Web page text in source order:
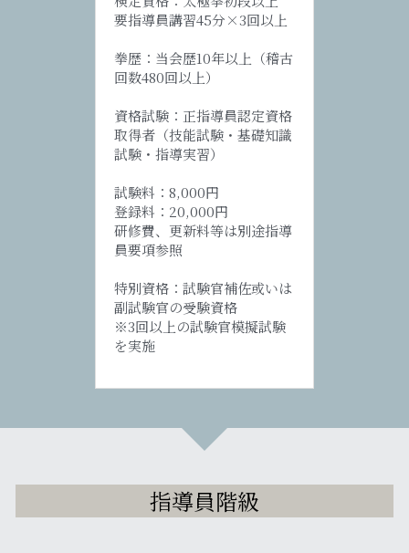
要指導員講習45分×3回以上
拳歴：当会歴10年以上（稽古
回数480回以上）
資格試験：正指導員認定資格
取得者（技能試験・基礎知識
試験・指導実習）
試験料：8,000円
登録料：20,000円
研修費、更新料等は別途指導
員要項参照
特別資格：試験官補佐或いは
副試験官の受験資格
※3回以上の試験官模擬試験
を実施
指導員階級